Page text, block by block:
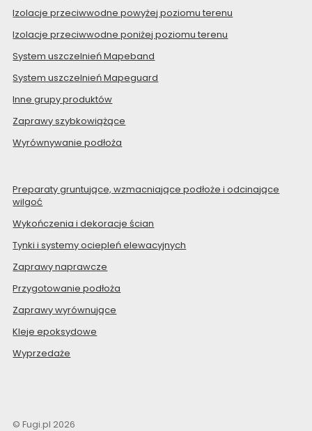
Izolacje przeciwwodne powyżej poziomu terenu
Izolacje przeciwwodne poniżej poziomu terenu
System uszczelnień Mapeband
System uszczelnień Mapeguard
Inne grupy produktów
Zaprawy szybkowiążące
Wyrównywanie podłoża
Preparaty gruntujące, wzmacniające podłoże i odcinające
wilgoć
Wykończenia i dekoracje ścian
Tynki i systemy ociepleń elewacyjnych
Zaprawy naprawcze
Przygotowanie podłoża
Zaprawy wyrównujące
Kleje epoksydowe
Wyprzedaże
© Fugi.pl 2026